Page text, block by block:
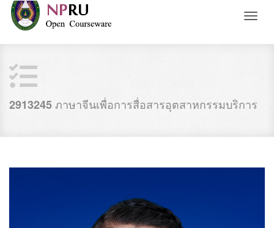
2913245ภาษาจีนเพื่อการสื่อสารอุตสาหกรรมบริการ